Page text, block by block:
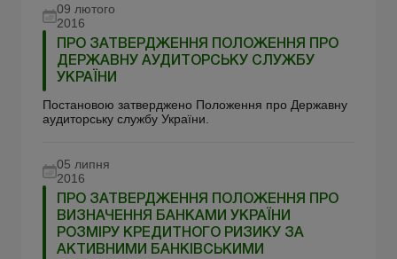
09 лютого
2016
ПРО ЗАТВЕРДЖЕННЯ ПОЛОЖЕННЯ ПРО
ДЕРЖАВНУ АУДИТОРСЬКУ СЛУЖБУ
УКРАЇНИ
Постановою затверджено Положення про Державну
аудиторську службу України.
05 липня
2016
ПРО ЗАТВЕРДЖЕННЯ ПОЛОЖЕННЯ ПРО
ВИЗНАЧЕННЯ БАНКАМИ УКРАЇНИ
РОЗМІРУ КРЕДИТНОГО РИЗИКУ ЗА
АКТИВНИМИ БАНКІВСЬКИМИ